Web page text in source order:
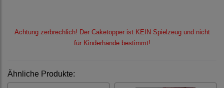
Achtung zerbrechlich! Der Caketopper ist KEIN Spielzeug und nicht
für Kinderhände bestimmt!
Ähnliche Produkte: